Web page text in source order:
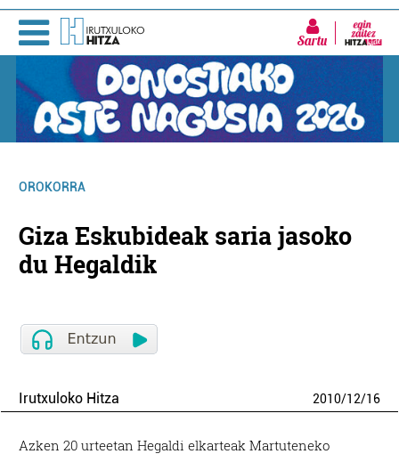
Sartu
OROKORRA
Giza Eskubideak saria jasoko
du Hegaldik
Irutxuloko Hitza 2010/12/16
Azken 20 urteetan Hegaldi elkarteak Martuteneko